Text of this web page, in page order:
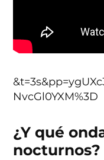
NvcGl0YXM%3D
¿Y qué
nocturnos?